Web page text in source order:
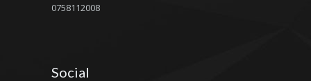
0758112008
Social